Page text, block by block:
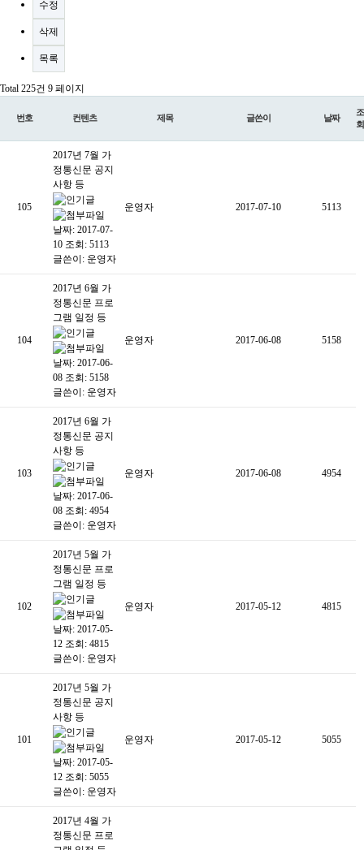
수정
삭제
목록
Total 225건 9 페이지
번호 컨텐츠 제목 글쓴이 날짜
조
회
105
2017년 7월 가
정통신문 공지
사항 등
날짜: 2017-07-
10 조회: 5113
글쓴이: 운영자
운영자 2017-07-10 5113
104
2017년 6월 가
정통신문 프로
그램 일정 등
날짜: 2017-06-
08 조회: 5158
글쓴이: 운영자
운영자 2017-06-08 5158
103
2017년 6월 가
정통신문 공지
사항 등
날짜: 2017-06-
08 조회: 4954
글쓴이: 운영자
운영자 2017-06-08 4954
102
2017년 5월 가
정통신문 프로
그램 일정 등
날짜: 2017-05-
12 조회: 4815
글쓴이: 운영자
운영자 2017-05-12 4815
101
2017년 5월 가
정통신문 공지
사항 등
날짜: 2017-05-
12 조회: 5055
글쓴이: 운영자
운영자 2017-05-12 5055
2017년 4월 가
정통신문 프로